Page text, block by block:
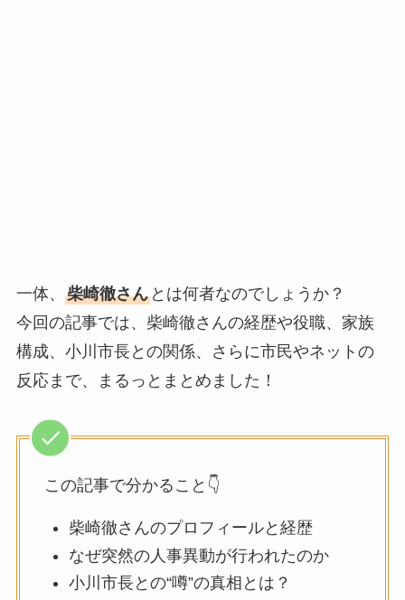
一体、 柴崎徹さんとは何者なのでしょうか？
今回の記事では、柴崎徹さんの経歴や役職、家族
構成、小川市長との関係、さらに市民やネットの
反応まで、まるっとまとめました！
この記事で分かること👇
柴崎徹さんのプロフィールと経歴
なぜ突然の人事異動が行われたのか
小川市長との“噂”の真相とは？